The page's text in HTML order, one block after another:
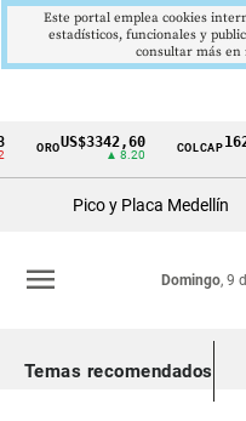
Cintillo
Colombia
OROUS$3342,60
▲ 8.20
COLCAP
Pico y Placa Medellín
Domingo, 9
menu
Temas recomendados
Este portal emplea cookies
estadísticos, funcionales y
consultar más en